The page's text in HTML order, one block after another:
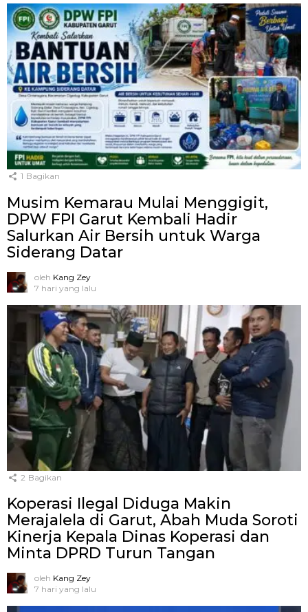
1 Bagikan
Musim Kemarau Mulai Menggigit,
DPW FPI Garut Kembali Hadir
Salurkan Air Bersih untuk Warga
Siderang Datar
oleh Kang Zey
7 hari yang lalu
2 Bagikan
Koperasi Ilegal Diduga Makin
Merajalela di Garut, Abah Muda Soroti
Kinerja Kepala Dinas Koperasi dan
Minta DPRD Turun Tangan
oleh Kang Zey
7 hari yang lalu